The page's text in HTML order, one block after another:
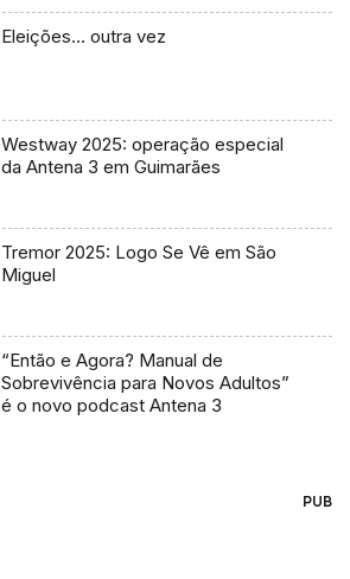
Eleições… outra vez
Westway 2025: operação especial
da Antena 3 em Guimarães
Tremor 2025: Logo Se Vê em São
Miguel
“Então e Agora? Manual de
Sobrevivência para Novos Adultos”
é o novo podcast Antena 3
PUB